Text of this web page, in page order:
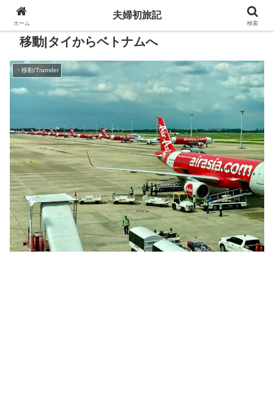
移動|タイからベトナムへ
・移動/Transfer
ホーム
夫婦初旅記
検索